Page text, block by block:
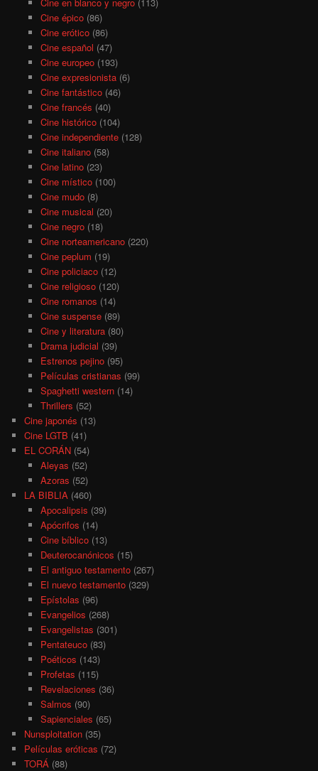
Cine épico(86)
Cine erótico(86)
Cine español (47)
Cine europeo(193)
Cine expresionista(6)
Cine fantástico(46)
Cine francés (40)
Cine histórico(104)
Cine independiente(128)
Cine italiano(58)
Cine latino(23)
Cine místico(100)
Cine mudo(8)
Cine musical (20)
Cine negro(18)
Cine norteamericano(220)
Cine peplum (19)
Cine policiaco(12)
Cine religioso(120)
Cine romanos (14)
Cine suspense(89)
Cine y literatura(80)
Drama judicial (39)
Estrenos pejino(95)
Películas cristianas (99)
Spaghetti western(14)
Thrillers (52)
Cine japonés (13)
Cine LGTB (41)
EL CORÁN (54)
Aleyas (52)
Azoras (52)
LA BIBLIA (460)
Apocalipsis (39)
Apócrifos (14)
Cine bíblico(13)
Deuterocanónicos (15)
El antiguo testamento(267)
El nuevo testamento(329)
Epístolas (96)
Evangelios (268)
Evangelistas (301)
Pentateuco(83)
Poéticos (143)
Profetas (115)
Revelaciones (36)
Salmos (90)
Sapienciales (65)
Nunsploitation (35)
Películas eróticas (72)
TORÁ (88)